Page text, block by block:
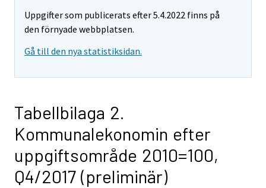
Uppgifter som publicerats efter 5.4.2022 finns på
den förnyade webbplatsen.
Gå till den nya statistiksidan.
Tabellbilaga 2.
Kommunalekonomin efter
uppgiftsområde 2010=100,
Q4/2017 (preliminär)